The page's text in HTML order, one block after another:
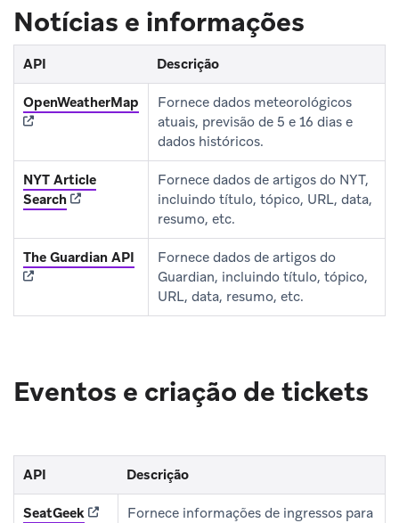
Notícias e informações
API Descrição
OpenWeatherMap (opens in new tab)
Fornece dados meteorológicos
atuais, previsão de 5 e 16 dias e
dados históricos.
NYT Article
Search(opens in new tab)
Fornece dados de artigos do NYT,
incluindo título, tópico, URL, data,
resumo, etc.
The Guardian API (opens in new tab)
Fornece dados de artigos do
Guardian, incluindo título, tópico,
URL, data, resumo, etc.
Eventos e criação de tickets
API Descrição
SeatGeek (opens in new tab)
Fornece informações de ingressos para